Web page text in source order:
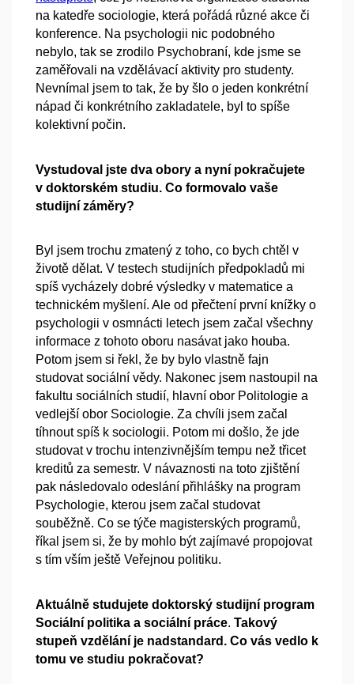
na katedře sociologie, která pořádá různé akce či
konference. Na psychologii nic podobného
nebylo, tak se zrodilo Psychobraní, kde jsme se
zaměřovali na vzdělávací aktivity pro studenty.
Nevnímal jsem to tak, že by šlo o jeden konkrétní
nápad či konkrétního zakladatele, byl to spíše
kolektivní počin.
Vystudoval jste dva obory a nyní pokračujete
v doktorském studiu. Co formovalo vaše
studijní záměry?
Byl jsem trochu zmatený z toho, co bych chtěl v
životě dělat. V testech studijních předpokladů mi
spíš vycházely dobré výsledky v matematice a
technickém myšlení. Ale od přečtení první knížky o
psychologii v osmnácti letech jsem začal všechny
informace z tohoto oboru nasávat jako houba.
Potom jsem si řekl, že by bylo vlastně fajn
studovat sociální vědy. Nakonec jsem nastoupil na
fakultu sociálních studií, hlavní obor Politologie a
vedlejší obor Sociologie. Za chvíli jsem začal
tíhnout spíš k sociologii. Potom mi došlo, že jde
studovat v trochu intenzivnějším tempu než třicet
kreditů za semestr. V návaznosti na toto zjištění
pak následovalo odeslání přihlášky na program
Psychologie, kterou jsem začal studovat
souběžně. Co se týče magisterských programů,
říkal jsem si, že by mohlo být zajímavé propojovat
s tím vším ještě Veřejnou politiku.
Aktuálně studujete doktorský studijní program
Sociální politika a sociální práce. Takový
stupeň vzdělání je nadstandard. Co vás vedlo k
tomu ve studiu pokračovat?